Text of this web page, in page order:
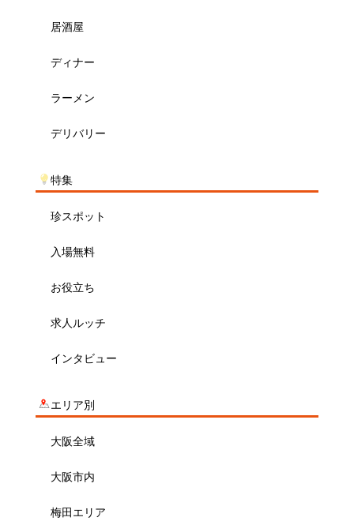
居酒屋
ディナー
ラーメン
デリバリー
特集
珍スポット
入場無料
お役立ち
求人ルッチ
インタビュー
エリア別
大阪全域
大阪市内
梅田エリア